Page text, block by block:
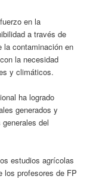
en la
a través de
la contaminación en
la necesidad
y climáticos.
ha logrado
generados y
del
estudios agrícolas
los profesores de FP